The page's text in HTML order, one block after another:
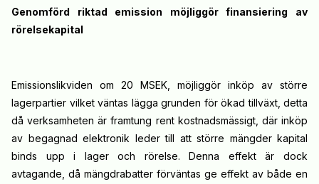
Genomförd riktad emission möjliggör finansiering av
rörelsekapital
Emissionslikviden om 20 MSEK, möjliggör inköp av större
lagerpartier vilket väntas lägga grunden för ökad tillväxt, detta
då verksamheten är framtung rent kostnadsmässigt, där inköp
av begagnad elektronik leder till att större mängder kapital
binds upp i lager och rörelse. Denna effekt är dock
avtagande, då mängdrabatter förväntas ge effekt av både en